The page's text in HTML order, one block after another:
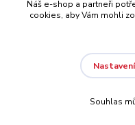
hydrogenovaný kokosový
emulgátory (E471, E472a),
emulgátor (sójový lecitin),
guma), barvivo
Náš e-shop a partneři
cookies, aby Vám mohli
Nastavení
Souhlas